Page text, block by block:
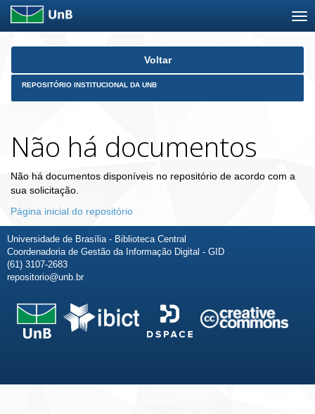
Skip
Voltar
REPOSITÓRIO INSTITUCIONAL DA UNB
Não há documentos
Não há documentos disponíveis no repositório de acordo com a
sua solicitação.
Página inicial do repositório
Universidade de Brasília - Biblioteca Central
Coordenadoria de Gestão da Informação Digital - GID
(61) 3107-2683
repositorio@unb.br